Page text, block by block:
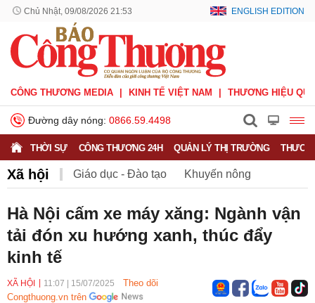
Chủ Nhật, 09/08/2026 21:53 ENGLISH EDITION
CÔNG THƯƠNG MEDIA KINH TẾ VIỆT NAM THƯƠNG HIỆU
Đường dây nóng: 0866.59.4498
THỜI SỰ CÔNG THƯƠNG 24H QUẢN LÝ THỊ TRƯỜNG
Xã hội Giáo dục - Đào tạo Khuyến nông
Phát triển bền vững Sức khỏe Việc làm
Hà Nội cấm xe máy xăng: Ngành vận
tải đón xu hướng xanh, thúc đẩy
kinh tế
XÃ HỘI 11:07 15/07/2025
Theo dõi
Congthuong.vn trên